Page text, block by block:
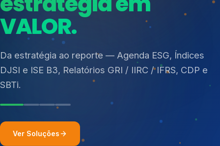
Consultoria, auditoria e treinamentos em ISO 27001,
ISO 27701, ISO 42001, ISO 37001, ISO 9001, ISO
14001, ISO 45001, ONA e PNQ — Gestão de
resíduos sólidos (PGRS/PMGRS).
Mudanças Climáticas
Reputação e Cadeia
Reporte Regulatório
Ver Soluções